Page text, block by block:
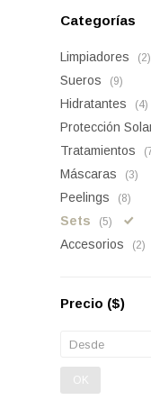
Categorías
Limpiadores (2)
Sueros (9)
Hidratantes (4)
Protección
Tratamientos
Máscaras (3)
Peelings (8)
Sets (5)
Accesorios (2)
Precio ($)
OK